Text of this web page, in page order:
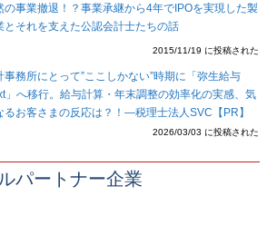
の事業撤退！？事業承継から4年でIPOを実現した製
とそれを支えた公認会計士たちの話
2015/11/19 に投稿された
事務所にとって”ここしかない”時期に「弥生給与
」へ移行。給与計算・年末調整の効率化の実感、気
るお客さまの反応は？！―税理士法人SVC【PR】
2026/03/03 に投稿された
パートナー企業